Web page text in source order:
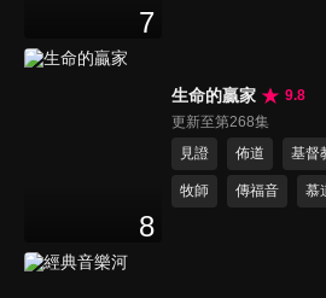
7
8
生命的贏家
9.8
更新至第268集
見證
佈道 基督
牧師 傳福音 慕